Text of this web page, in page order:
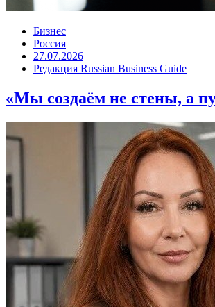
Бизнес
Россия
27.07.2026
Редакция Russian Business Guide
«Мы создаём не стены, а